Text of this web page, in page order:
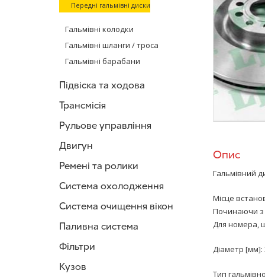
Передні гальмівні диски
Гальмівні колодки
Гальмівні шланги / троса
Гальмівні барабани
Підвіска та ходова
Трансмісія
Рульове управління
Двигун
Ремені та ролики
Система охолодження
Система очищення вікон
Паливна система
Фільтри
Кузов
Опис
Гальмівний
Місце
Починаючи з
Для номера,
Діаметр [мм]:
Тип